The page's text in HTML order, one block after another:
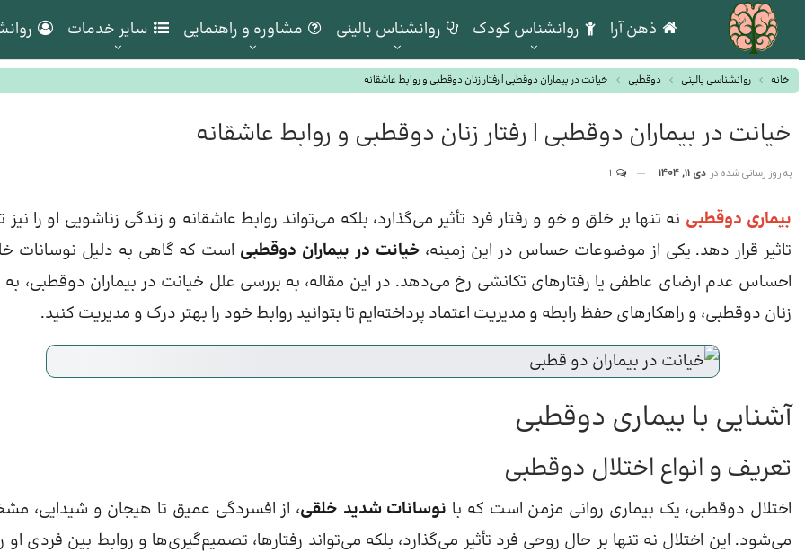
ذهن آرا روانشناس کودک روانشناس بالینی مشاوره و راهنمایی سایر خدمات
خانه روانشناسی بالینی دوقطبی خیانت در بیماران دوقطبی | رفتار زنان دوقطبی و روابط عاشقانه
خیانت در بیماران دوقطبی | رفتار زنان دوقطبی و روابط عاشقانه
به روز رسانی شده در دی 11, 1404
بیماری دوقطبی نه تنها بر خلق و خو و رفتار فرد تأثیر می‌گذارد، بلکه می‌تواند روابط عاشقانه و زندگی زناشویی او را
تاثیر قرار دهد. یکی از موضوعات حساس در این زمینه، خیانت در بیماران دوقطبی است که گاهی به دلیل نوسانات
احساس عدم ارضای عاطفی یا رفتارهای تکانشی رخ می‌دهد. در این مقاله، به بررسی علل خیانت در بیماران دوقطبی، به
زنان دوقطبی، و راهکارهای حفظ رابطه و مدیریت اعتماد پرداخته‌ایم تا بتوانید روابط خود را بهتر درک و مدیریت کنید.
آشنایی با بیماری دوقطبی
تعریف و انواع اختلال دوقطبی
اختلال دوقطبی، یک بیماری روانی مزمن است که با نوسانات شدید خلقی، از افسردگی عمیق تا هیجان و شیدایی،
می‌شود. این اختلال نه تنها بر حال روحی فرد تأثیر می‌گذارد، بلکه می‌تواند رفتارها، تصمیم‌گیری‌ها و روابط بین فردی او